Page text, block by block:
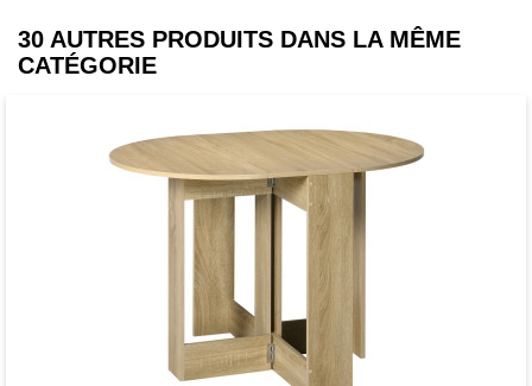
30 AUTRES PRODUITS DANS LA MÊME
CATÉGORIE